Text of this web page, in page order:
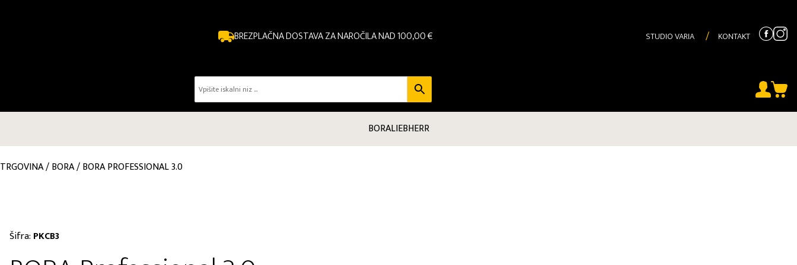
BREZPLAČNA DOSTAVA ZA NAROČILA NAD 100,00 € STUDIO VARIA KONTAKT
BORALIEBHERR
TRGOVINA/BORA/BORA PROFESSIONAL 3.0
Šifra: PKCB3